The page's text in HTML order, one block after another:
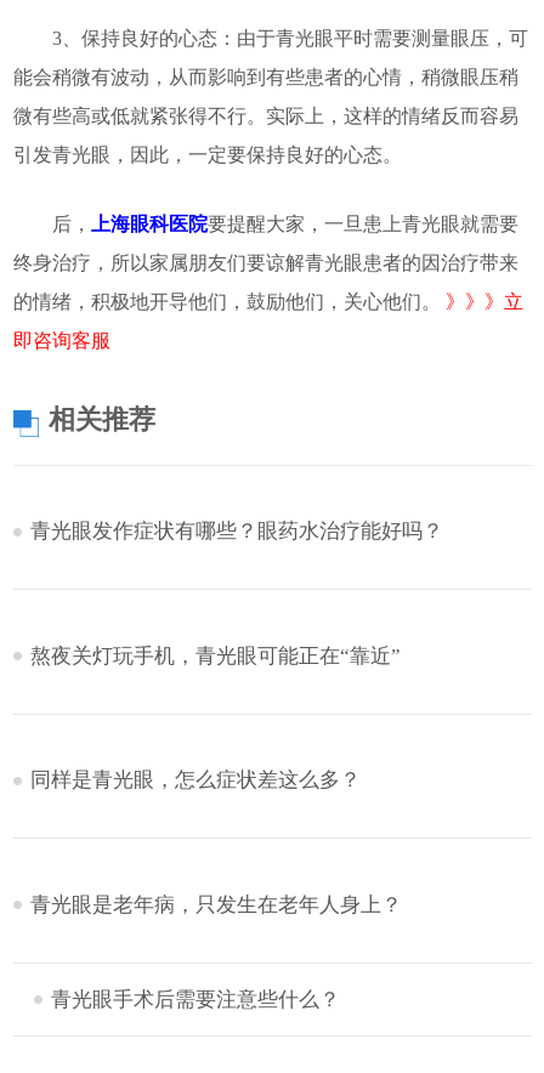
3、保持良好的心态：由于青光眼平时需要测量眼压，可
能会稍微有波动，从而影响到有些患者的心情，稍微眼压稍
微有些高或低就紧张得不行。实际上，这样的情绪反而容易
引发青光眼，因此，一定要保持良好的心态。
后， 上海眼科医院要提醒大家，一旦患上青光眼就需要
终身治疗，所以家属朋友们要谅解青光眼患者的因治疗带来
的情绪，积极地开导他们，鼓励他们，关心他们。 》》》立
即咨询客服
相关推荐
青光眼发作症状有哪些？眼药水治疗能好吗？
熬夜关灯玩手机，青光眼可能正在“靠近”
同样是青光眼，怎么症状差这么多？
青光眼是老年病，只发生在老年人身上？
青光眼手术后需要注意些什么？